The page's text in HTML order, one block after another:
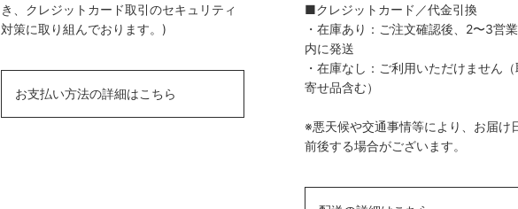
き、クレジットカード取引のセキュリティ
対策に取り組んでおります。)
お支払い方法の詳細はこちら
■クレジットカード／代金引換
・在庫あり：ご注文確認後、2〜3営
内に発送
・在庫なし：ご利用いただけません
寄せ品含む）
※悪天候や交通事情等により、お届け
前後する場合がございます。